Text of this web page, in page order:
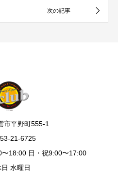
市平野町555-1
21-6725
18:00 日・祝9:00〜17:00
日 水曜日